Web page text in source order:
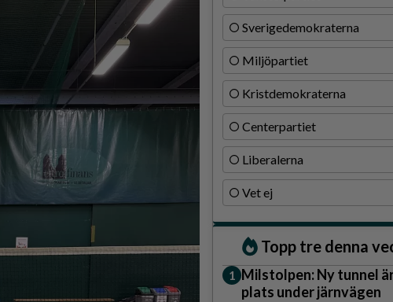
Sverigedemokraterna
Miljöpartiet
Kristdemokraterna
Centerpartiet
Liberalerna
Vet ej
Topp tre denna
Milstolpen: Ny tunnel
plats under järnvägen